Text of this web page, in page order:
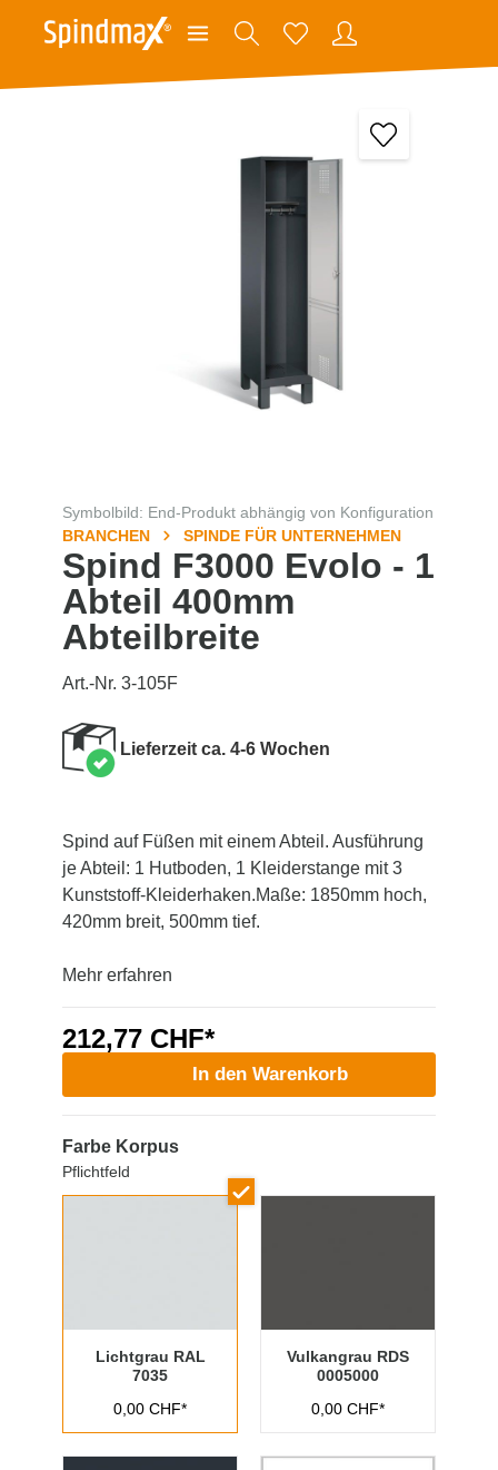
Symbolbild: End-Produkt abhängig von Konfiguration
BRANCHEN
SPINDE FÜR UNTERNEHMEN
Spind F3000 Evolo - 1
Abteil 400mm
Abteilbreite
Art.-Nr. 3-105F
Lieferzeit ca. 4-6 Wochen
Spind auf Füßen mit einem Abteil. Ausführung
je Abteil: 1 Hutboden, 1 Kleiderstange mit 3
Kunststoff-Kleiderhaken.Maße: 1850mm hoch,
420mm breit, 500mm tief.
Mehr erfahren
212,77 CHF*
In den Warenkorb
Farbe Korpus
Pflichtfeld
Lichtgrau RAL
7035
0,00 CHF*
Vulkangrau RDS
0005000
0,00 CHF*